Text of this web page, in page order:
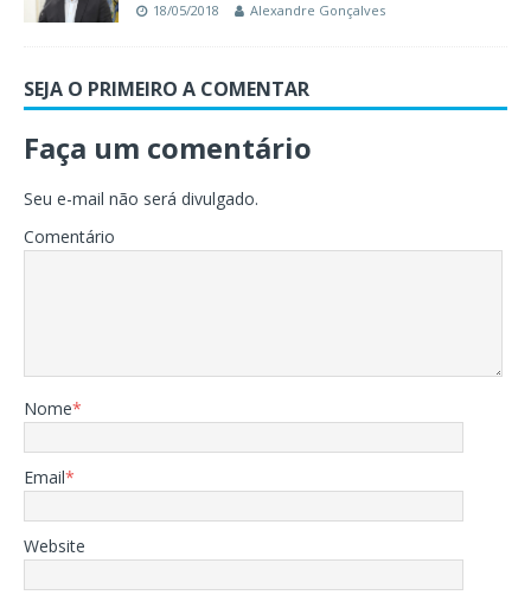
18/05/2018 Alexandre Gonçalves
SEJA O PRIMEIRO A COMENTAR
Faça um comentário
Seu e-mail não será divulgado.
Comentário
Nome*
Email*
Website